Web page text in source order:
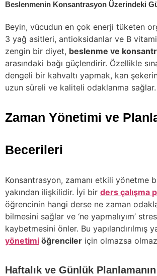
Beslenmenin Konsantrasyon Üzerindeki
Beyin, vücudun en çok enerji tüketen
3 yağ asitleri, antioksidanlar ve B
zengin bir diyet, beslenme ve
arasındaki bağı güçlendirir. Özellikle
dengeli bir kahvaltı yapmak, kan
uzun süreli ve kaliteli odaklanma sağlar.
Zaman Yönetimi ve
Becerileri
Konsantrasyon, zamanı etkili yönetme
yakından ilişkilidir. İyi bir ders çalışma
öğrencinin hangi derse ne zaman
bilmesini sağlar ve ‘ne yapmalıyım’
kaybetmesini önler. Bu yapılandırılmış
yönetimi öğrenciler için olmazsa
Haftalık ve Günlük